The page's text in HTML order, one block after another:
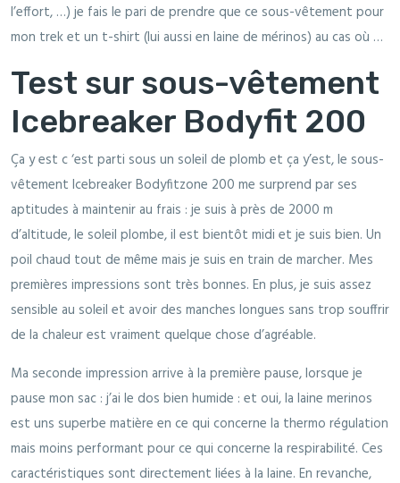
l’effort, …) je fais le pari de prendre que ce sous-vêtement pour
mon trek et un t-shirt (lui aussi en laine de mérinos) au cas où …
Test sur sous-vêtement
Icebreaker Bodyfit 200
Ça y est c ‘est parti sous un soleil de plomb et ça y’est, le sous-
vêtement Icebreaker Bodyfitzone 200 me surprend par ses
aptitudes à maintenir au frais : je suis à près de 2000 m
d’altitude, le soleil plombe, il est bientôt midi et je suis bien. Un
poil chaud tout de même mais je suis en train de marcher. Mes
premières impressions sont très bonnes. En plus, je suis assez
sensible au soleil et avoir des manches longues sans trop souffrir
de la chaleur est vraiment quelque chose d’agréable.
Ma seconde impression arrive à la première pause, lorsque je
pause mon sac : j’ai le dos bien humide : et oui, la laine merinos
est uns superbe matière en ce qui concerne la thermo régulation
mais moins performant pour ce qui concerne la respirabilité. Ces
caractéristiques sont directement liées à la laine. En revanche,